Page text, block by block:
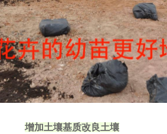
增加土壤基质改良土壤